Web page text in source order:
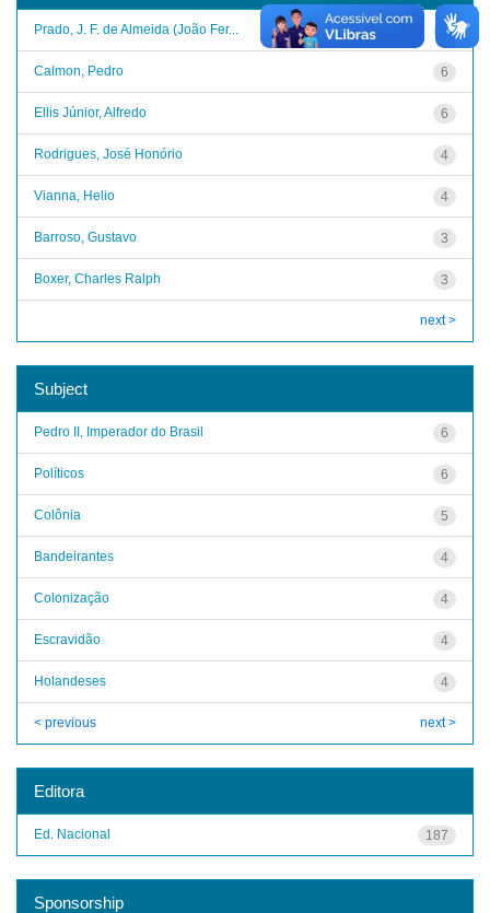
8
Prado, J. F. de Almeida (João Fer...
6
Calmon, Pedro
6
Ellis Júnior, Alfredo
4
Rodrigues, José Honório
4
Vianna, Helio
3
Barroso, Gustavo
3
Boxer, Charles Ralph
next >
Subject
6
Pedro II, Imperador do Brasil
6
Políticos
5
Colônia
4
Bandeirantes
4
Colonização
4
Escravidão
4
Holandeses
< previous next >
Editora
187
Ed. Nacional
Sponsorship